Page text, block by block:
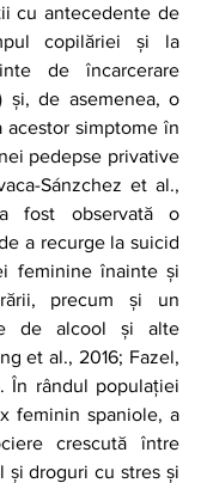
cu antecedente de
copilăriei și la
de încarcerare
și, de asemenea, o
acestor simptome în
pedepse privative
Sánzchez et al.,
fost observată o
a recurge la suicid
feminine înainte și
precum și un
de alcool și alte
et al., 2016; Fazel,
În rândul populației
feminin spaniole, a
crescută între
și droguri cu stres și